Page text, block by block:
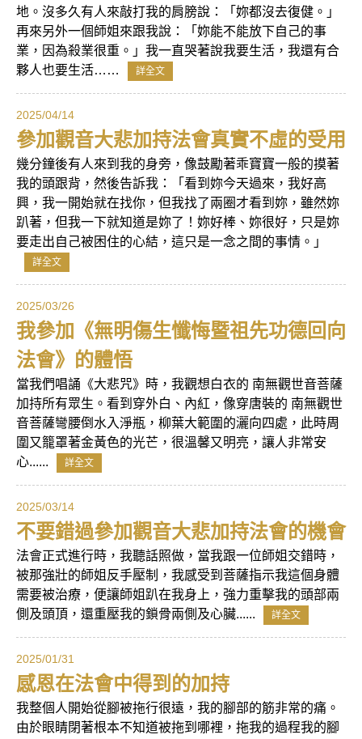
地。沒多久有人來敲打我的肩膀說：「妳都沒去復健。」
再來另外一個師姐來跟我說：「妳能不能放下自己的事
業，因為殺業很重。」我一直哭著說我要生活，我還有合
夥人也要生活……
詳全文
2025/04/14
參加觀音大悲加持法會真實不虛的受用
幾分鐘後有人來到我的身旁，像鼓勵著乖寶寶一般的摸著
我的頭跟背，然後告訴我：「看到妳今天過來，我好高
興，我一開始就在找你，但我找了兩圈才看到妳，雖然妳
趴著，但我一下就知道是妳了！妳好棒、妳很好，只是妳
要走出自己被困住的心結，這只是一念之間的事情。」
詳全文
2025/03/26
我參加《無明傷生懺悔暨祖先功德回向
法會》的體悟
當我們唱誦《大悲咒》時，我觀想白衣的 南無觀世音菩薩
加持所有眾生。看到穿外白、內紅，像穿唐裝的 南無觀世
音菩薩彎腰倒水入淨瓶，柳葉大範圍的灑向四處，此時周
圍又籠罩著金黃色的光芒，很溫馨又明亮，讓人非常安
心......
詳全文
2025/03/14
不要錯過參加觀音大悲加持法會的機會
法會正式進行時，我聽話照做，當我跟一位師姐交錯時，
被那強壯的師姐反手壓制，我感受到菩薩指示我這個身體
需要被治療，便讓師姐趴在我身上，強力重擊我的頭部兩
側及頭頂，還重壓我的鎖骨兩側及心臟......
詳全文
2025/01/31
感恩在法會中得到的加持
我整個人開始從腳被拖行很遠，我的腳部的筋非常的痛。
由於眼睛閉著根本不知道被拖到哪裡，拖我的過程我的腳